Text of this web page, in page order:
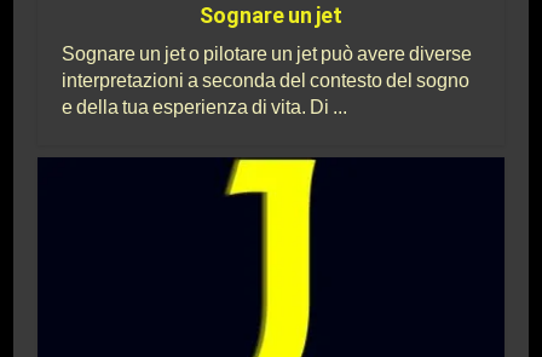
Sognare un jet
Sognare un jet o pilotare un jet può avere diverse
interpretazioni a seconda del contesto del sogno
e della tua esperienza di vita. Di ...